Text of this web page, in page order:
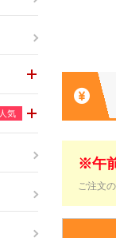
※午
ご注文
人気